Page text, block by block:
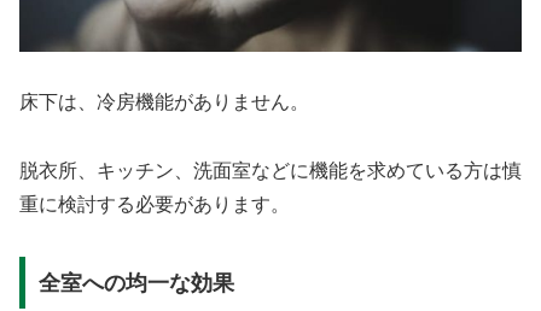
床下は、冷房機能がありません。
脱衣所、キッチン、洗面室などに機能を求めている方は慎
重に検討する必要があります。
全室への均一な効果